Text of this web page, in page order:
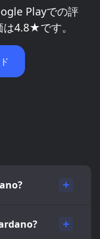
Playでの評
は4.8★です。